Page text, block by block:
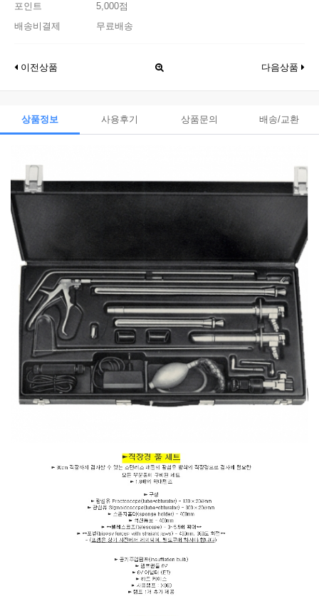
포인트
5,000점
배송비결제
무료배송
이전상품 다음상품
상품정보 사용후기 상품문의 배송/교환